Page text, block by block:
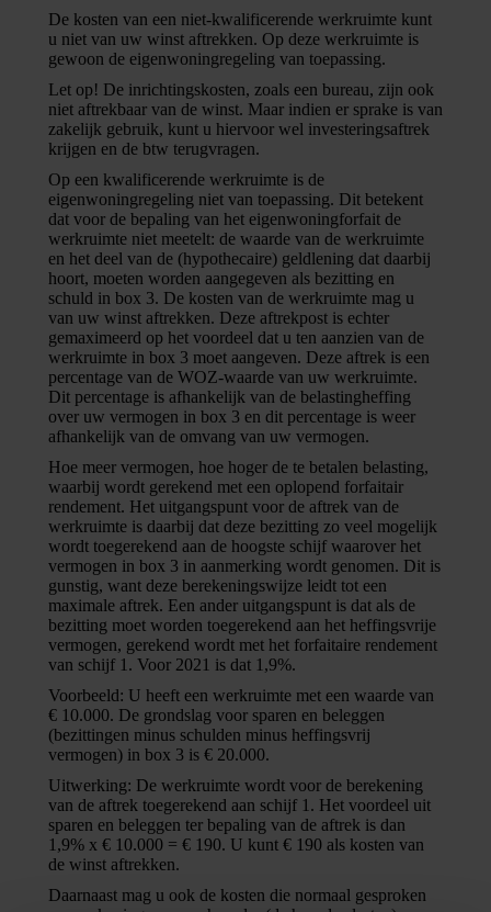
De kosten van een niet-kwalificerende werkruimte kunt
u niet van uw winst aftrekken. Op deze werkruimte is
gewoon de eigenwoningregeling van toepassing.
Let op! De inrichtingskosten, zoals een bureau, zijn ook
niet aftrekbaar van de winst. Maar indien er sprake is van
zakelijk gebruik, kunt u hiervoor wel investeringsaftrek
krijgen en de btw terugvragen.
Op een kwalificerende werkruimte is de
eigenwoningregeling niet van toepassing. Dit betekent
dat voor de bepaling van het eigenwoningforfait de
werkruimte niet meetelt: de waarde van de werkruimte
en het deel van de (hypothecaire) geldlening dat daarbij
hoort, moeten worden aangegeven als bezitting en
schuld in box 3. De kosten van de werkruimte mag u
van uw winst aftrekken. Deze aftrekpost is echter
gemaximeerd op het voordeel dat u ten aanzien van de
werkruimte in box 3 moet aangeven. Deze aftrek is een
percentage van de WOZ-waarde van uw werkruimte.
Dit percentage is afhankelijk van de belastingheffing
over uw vermogen in box 3 en dit percentage is weer
afhankelijk van de omvang van uw vermogen.
Hoe meer vermogen, hoe hoger de te betalen belasting,
waarbij wordt gerekend met een oplopend forfaitair
rendement. Het uitgangspunt voor de aftrek van de
werkruimte is daarbij dat deze bezitting zo veel mogelijk
wordt toegerekend aan de hoogste schijf waarover het
vermogen in box 3 in aanmerking wordt genomen. Dit is
gunstig, want deze berekeningswijze leidt tot een
maximale aftrek. Een ander uitgangspunt is dat als de
bezitting moet worden toegerekend aan het heffingsvrije
vermogen, gerekend wordt met het forfaitaire rendement
van schijf 1. Voor 2021 is dat 1,9%.
Voorbeeld: U heeft een werkruimte met een waarde van
€ 10.000. De grondslag voor sparen en beleggen
(bezittingen minus schulden minus heffingsvrij
vermogen) in box 3 is € 20.000.
Uitwerking: De werkruimte wordt voor de berekening
van de aftrek toegerekend aan schijf 1. Het voordeel uit
sparen en beleggen ter bepaling van de aftrek is dan
1,9% x € 10.000 = € 190. U kunt € 190 als kosten van
de winst aftrekken.
Daarnaast mag u ook de kosten die normaal gesproken